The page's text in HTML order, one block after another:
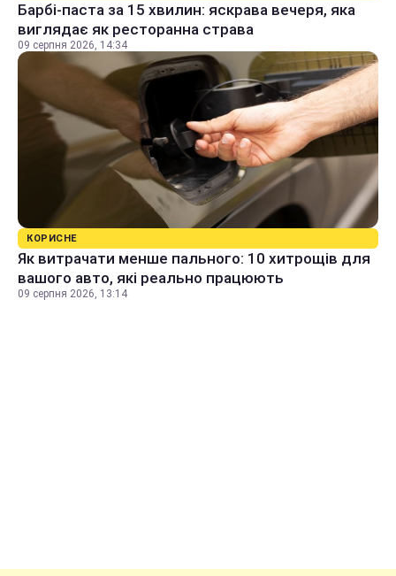
Барбі-паста за 15 хвилин: яскрава вечеря, яка
виглядає як ресторанна страва
09 серпня 2026, 14:34
КОРИСНЕ
Як витрачати менше пального: 10 хитрощів для
вашого авто, які реально працюють
09 серпня 2026, 13:14